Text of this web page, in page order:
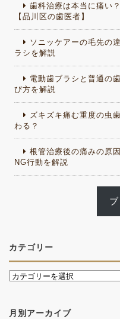
歯科治療は本当に痛い
【品川区の歯医者】
ソニッケアーの毛先の
ラシを解説
電動歯ブラシと普通の
び方を解説
ズキズキ痛む重度の虫
わる？
根管治療後の痛みの原
NG行動を解説
カテゴリー
月別アーカイブ